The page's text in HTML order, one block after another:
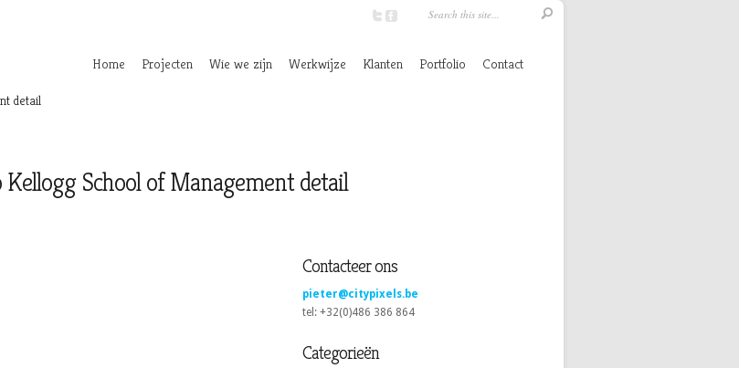
Home Projecten Wie we zijn Werkwijze Klanten Portfolio Contact
detail
Kellogg School of Management detail
Contacteer ons
pieter@citypixels.be
tel: +32(0)486 386 864
Categorieën